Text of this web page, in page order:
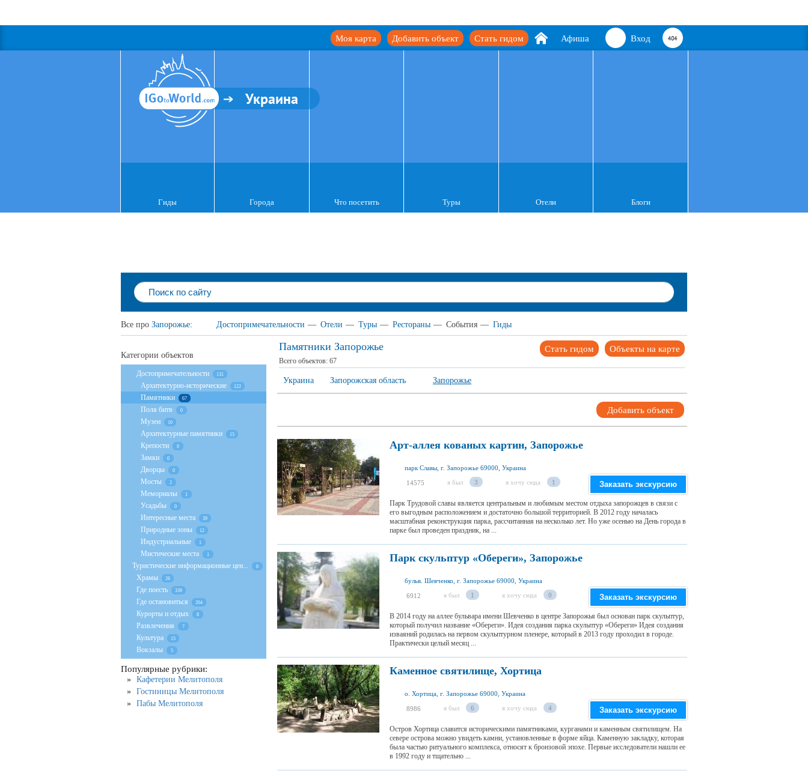
Вход
Афиша
Стать гидом
Добавить объект
Моя карта
Украина
Гиды Города Что посетить Туры Отели Блоги
Все про Запорожье: Достопримечательности — Отели — Туры — Рестораны — События — Гиды
Памятники Запорожье Объекты на карте
Стать гидом
Всего объектов: 67
Украина Запорожская область Запорожье
Добавить объект
Арт-аллея кованых картин, Запорожье
парк Славы, г. Запорожье 69000, Украина
14575 я был 3 я хочу сюда 1 Заказать экскурсию
Парк Трудовой славы является центральным и любимым местом отдыха запорожцев в связи с
его выгодным расположением и достаточно большой территорией. В 2012 году началась
масштабная реконструкция парка, рассчитанная на несколько лет. Но уже осенью на День города в
парке был проведен праздник, на ...
Парк скульптур «Обереги», Запорожье
бульв. Шевченко, г. Запорожье 69000, Украина
6912 я был 1 я хочу сюда 0 Заказать экскурсию
В 2014 году на аллее бульвара имени Шевченко в центре Запорожья был основан парк скульптур,
который получил название «Обереги». Идея создания парка скульптур «Обереги» Идея создания
изваяний родилась на первом скульптурном пленере, который в 2013 году проходил в городе.
Практически целый месяц ...
Каменное святилище, Хортица
о. Хортица, г. Запорожье 69000, Украина
8986 я был 6 я хочу сюда 4 Заказать экскурсию
Остров Хортица славится историческими памятниками, курганами и каменным святилищем. На
севере острова можно увидеть камни, установленные в форме яйца. Каменную закладку, которая
была частью ритуального комплекса, относят к бронзовой эпохе. Первые исследователи нашли ее
в 1992 году и тщательно ...
Категории объектов
Достопримечательности 131
Архитектурно-исторические 122
Памятники 67
Поля битв 0
Музеи 10
Архитектурные памятники 15
Крепости 0
Замки 0
Дворцы 0
Мосты 2
Мемориалы 1
Усадьбы 0
Интересные места 39
Природные зоны 12
Индустриальные 1
Мистические места 1
Туристические информационные цен... 0
Храмы 26
Где поесть 339
Где остановиться 204
Курорты и отдых 8
Развлечения 7
Культура 15
Вокзалы 5
Популярные рубрики:
Кафетерии Мелитополя
Гостиницы Мелитополя
Пабы Мелитополя